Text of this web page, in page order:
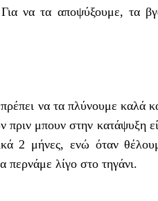
να τα αποψύξουμε, τα
να τα πλύνουμε καλά
μπουν στην κατάψυξη
2 μήνες, ενώ όταν
λίγο στο τηγάνι.